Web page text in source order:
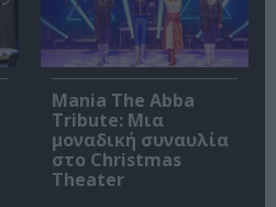
Mania The Abba
Tribute: Μια
μοναδική συναυλία
στο Christmas
Theater